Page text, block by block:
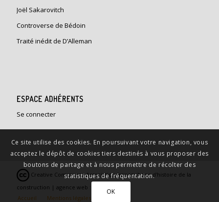
Joël Sakarovitch
Controverse de Bédoin
Traité inédit de D’Alleman
ESPACE ADHÉRENTS
Se connecter
Creative Commons - Association francophone d'histoire de la
construction | agence web :
Accueil
Mentions légales
Ce site utilise des cookies. En poursuivant votre navigation, vous
acceptez le dépôt de cookies tiers destinés à vous proposer des
boutons de partage et à nous permettre de récolter des
statistiques de fréquentation.
OK